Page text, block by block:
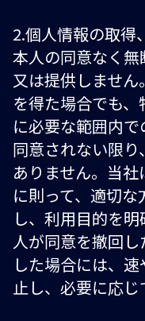
2.個人情報の取得
本人の同意なく
又は提供しませ
を得た場合でも
に必要な範囲内
同意されない限
ありません。当
に則って、適切
し、利用目的を
人が同意を撤回
した場合には、
止し、必要に応じ